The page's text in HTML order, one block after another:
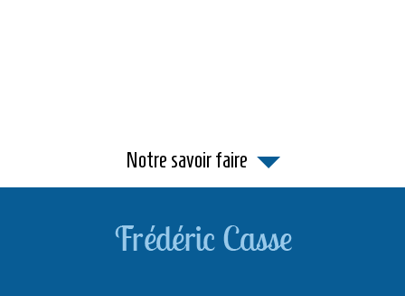
Notre savoir faire